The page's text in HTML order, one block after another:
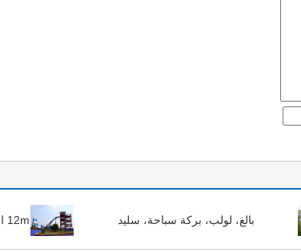
بالغ، لولب، بركة سباحة، سليد 12m ارتفاع الأسرة يرتد الشريحة المياه